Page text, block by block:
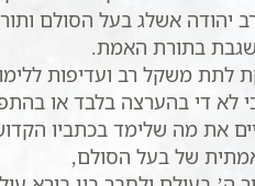
יהודה אשלג בעל הסולם
בתורת האמת.
לתת משקל רב ועדיפות
לא די בהערצה בלבד או
את מה שלימד בכתביו
של בעל הסולם,